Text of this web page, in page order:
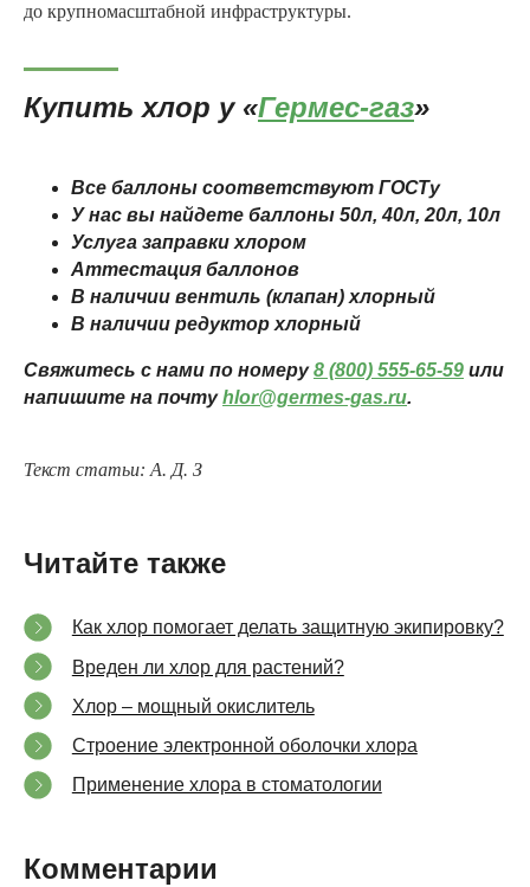
до крупномасштабной инфраструктуры.
Купить хлор у «Гермес-газ»
Все баллоны соответствуют ГОСТу
У нас вы найдете баллоны 50л, 40л, 20л, 10л
Услуга заправки хлором
Аттестация баллонов
В наличии вентиль (клапан) хлорный
В наличии редуктор хлорный
Свяжитесь с нами по номеру8 (800) 555-65-59 или
напишите на почтуhlor@germes-gas.ru.
Текст статьи: А. Д. З
Читайте также
Как хлор помогает делать защитную экипировку?
Вреден ли хлор для растений?
Хлор – мощный окислитель
Строение электронной оболочки хлора
Применение хлора в стоматологии
Комментарии